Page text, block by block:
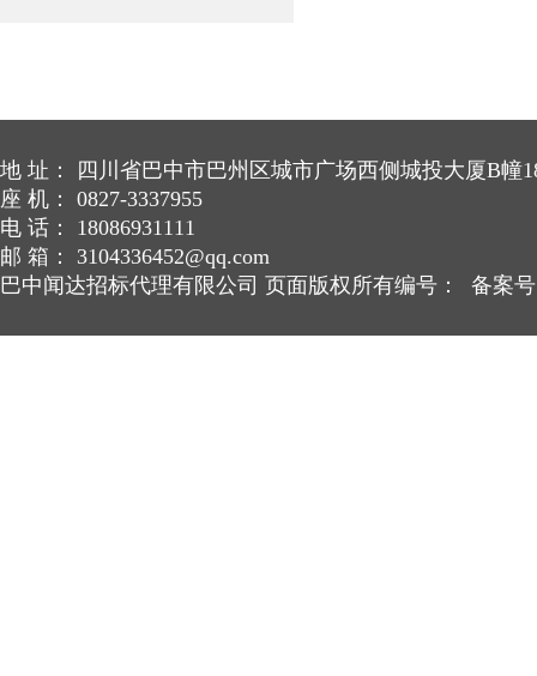
地 址： 四川省巴中市巴州区城市广场西侧城投大厦B幢
座 机： 0827-3337955
电 话： 18086931111
邮 箱： 3104336452@qq.com
巴中闻达招标代理有限公司 页面版权所有编号： 备案